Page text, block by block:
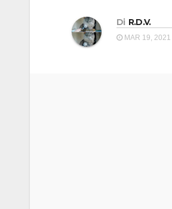
Di R.D.V.
MAR 19, 2021